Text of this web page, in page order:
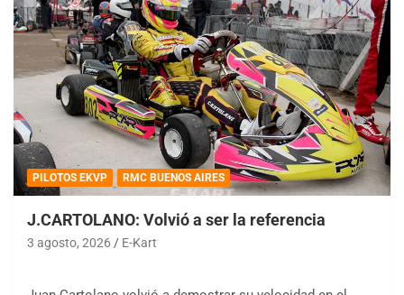
PILOTOS EKVP RMC BUENOS AIRES
J.CARTOLANO: Volvió a ser la referencia
3 agosto, 2026 E-Kart